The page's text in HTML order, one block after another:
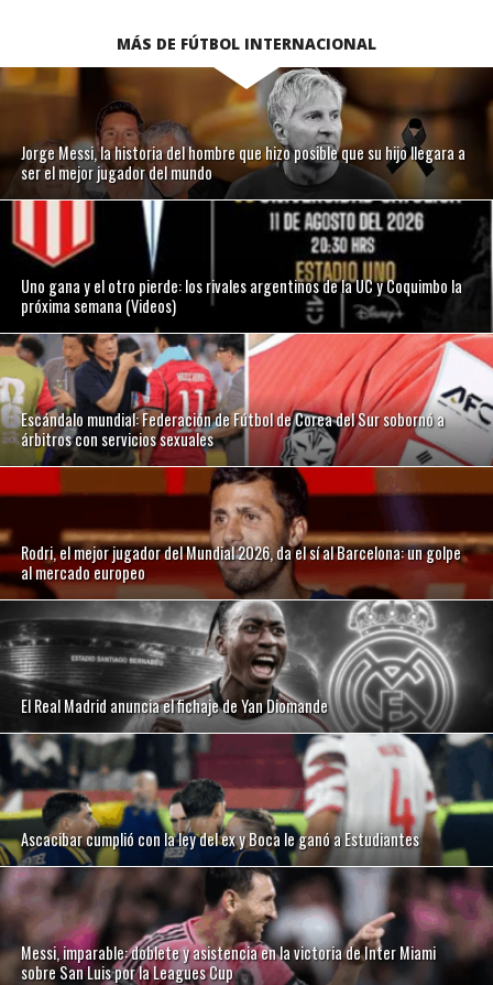
MÁS DE FÚTBOL INTERNACIONAL
Jorge Messi, la historia del hombre que hizo posible que su hijo llegara a
ser el mejor jugador del mundo
Uno gana y el otro pierde: los rivales argentinos de la UC y Coquimbo la
próxima semana (Videos)
Escándalo mundial: Federación de Fútbol de Corea del Sur sobornó a
árbitros con servicios sexuales
Rodri, el mejor jugador del Mundial 2026, da el sí al Barcelona: un golpe
al mercado europeo
El Real Madrid anuncia el fichaje de Yan Diomande
Ascacibar cumplió con la ley del ex y Boca le ganó a Estudiantes
Messi, imparable: doblete y asistencia en la victoria de Inter Miami
sobre San Luis por la Leagues Cup